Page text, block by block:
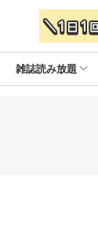
雑誌読み放題